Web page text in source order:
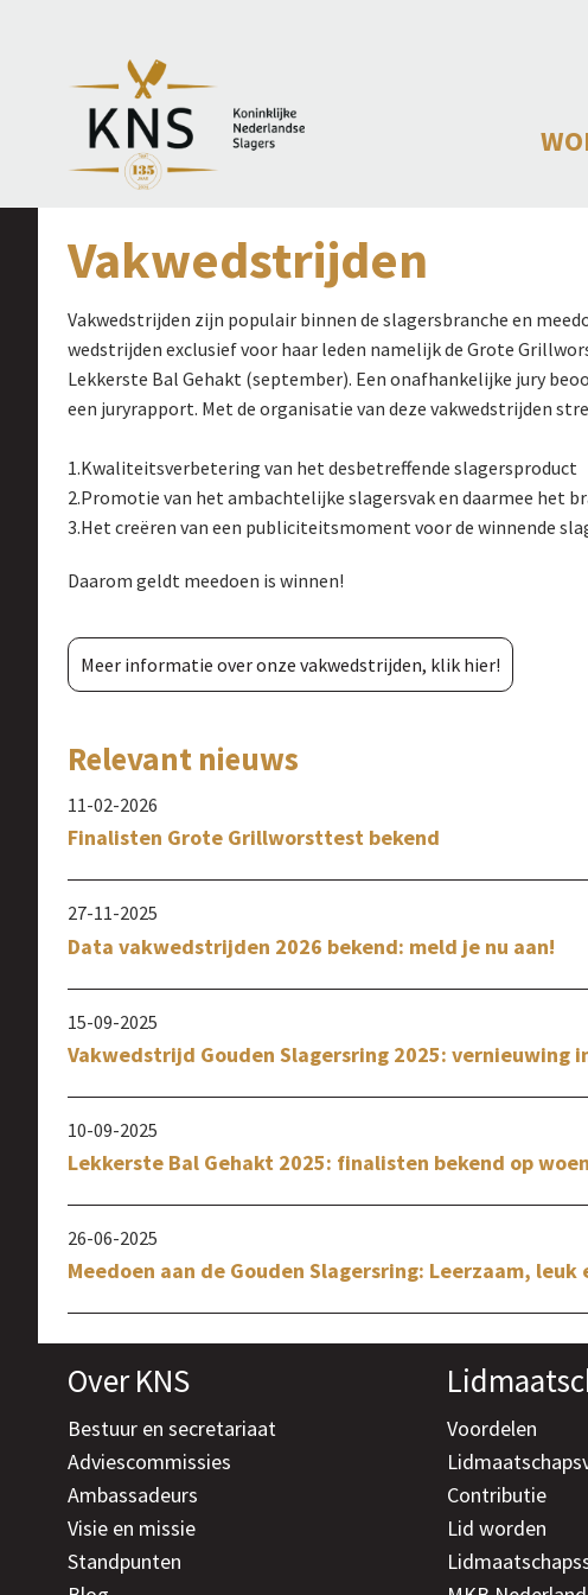
Vakwedstrijden
Vakwedstrijden zijn populair binnen de slagersbranche en
wedstrijden exclusief voor haar leden namelijk de Grote
Lekkerste Bal Gehakt (september). Een onafhankelijke jury
een juryrapport. Met de organisatie van deze vakwedstrijden
1.Kwaliteitsverbetering van het desbetreffende slagersproduct
2.Promotie van het ambachtelijke slagersvak en daarmee het
3.Het creëren van een publiciteitsmoment voor de winnende
Daarom geldt meedoen is winnen!
Meer informatie over onze vakwedstrijden, klik hier!
Relevant nieuws
11-02-2026
Finalisten Grote Grillworsttest bekend
27-11-2025
Data vakwedstrijden 2026 bekend: meld je nu aan!
15-09-2025
Vakwedstrijd Gouden Slagersring 2025:
10-09-2025
Lekkerste Bal Gehakt 2025: finalisten bekend op
26-06-2025
Meedoen aan de Gouden Slagersring: Leerzaam,
Over KNS
Bestuur en secretariaat
Adviescommissies
Ambassadeurs
Visie en missie
Standpunten
Voordelen
Contributie
Lid worden